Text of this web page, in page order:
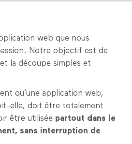
web que nous
Notre objectif est de
la découpe simples et
qu’une application web,
elle, doit être totalement
être utilisée partout dans le
sans interruption de